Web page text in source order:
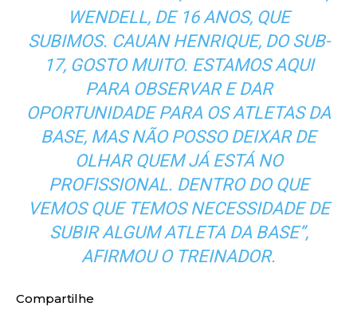
WENDELL, DE 16 ANOS, QUE
SUBIMOS. CAUAN HENRIQUE, DO SUB-
17, GOSTO MUITO. ESTAMOS AQUI
PARA OBSERVAR E DAR
OPORTUNIDADE PARA OS ATLETAS DA
BASE, MAS NÃO POSSO DEIXAR DE
OLHAR QUEM JÁ ESTÁ NO
PROFISSIONAL. DENTRO DO QUE
VEMOS QUE TEMOS NECESSIDADE DE
SUBIR ALGUM ATLETA DA BASE”,
AFIRMOU O TREINADOR.
Compartilhe